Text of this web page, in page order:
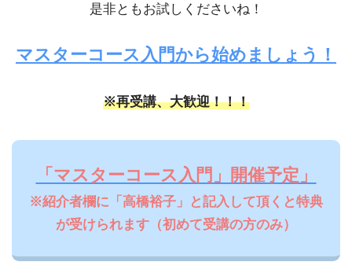
是非ともお試しくださいね！
マスターコース入門から始めましょう！
※再受講、大歓迎！！！
「マスターコース入門」開催予定」
※紹介者欄に「高橋裕子」と記入して頂くと特典
が受けられます（初めて受講の方のみ）